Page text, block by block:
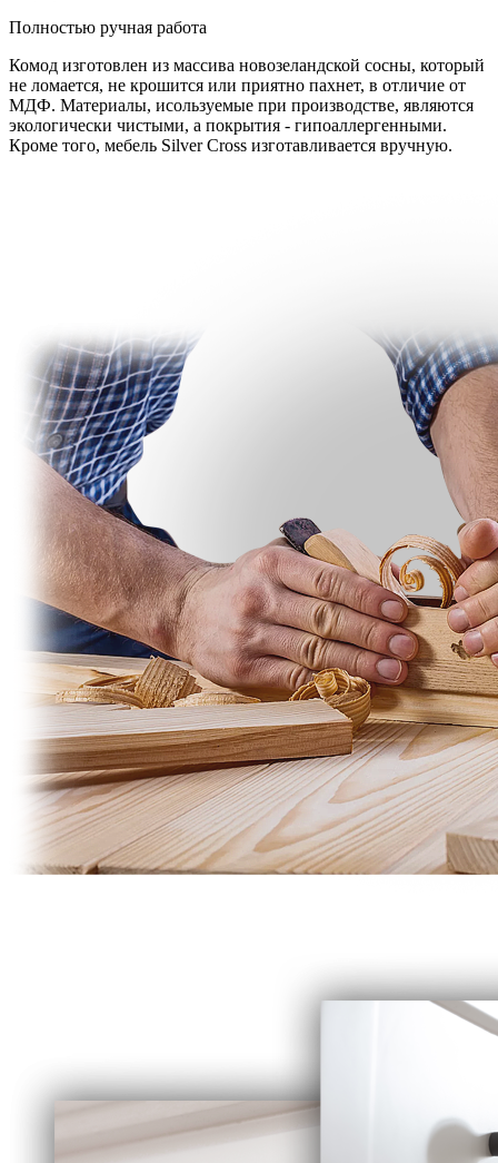
Полностью ручная работа
Комод изготовлен из массива новозеландской сосны, который
не ломается, не крошится или приятно пахнет, в отличие от
МДФ. Материалы, исользуемые при производстве, являются
экологически чистыми, а покрытия - гипоаллергенными.
Кроме того, мебель Silver Cross изготавливается вручную.